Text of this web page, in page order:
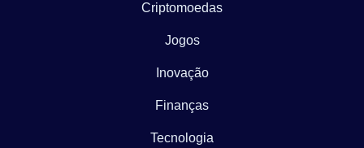
Criptomoedas
Jogos
Inovação
Finanças
Tecnologia